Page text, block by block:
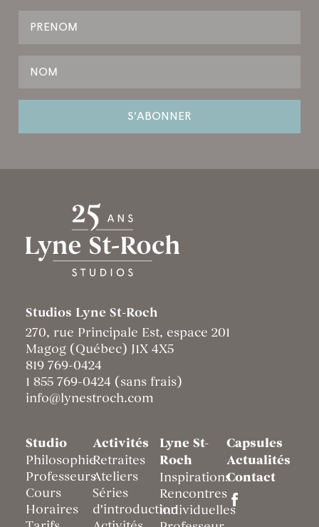
Studios Lyne St-Roch
270, rue Principale Est, espace 201
Magog (Québec) J1X 4X5
819 769-0424
1 855 769-0424 (sans frais)
info@lynestroch.com
Studio
Philosophie
Professeurs
Cours
Horaires
Activités
Retraites
Ateliers
Séries
d'introduction
Lyne St-
Roch
Inspirations
Rencontres
individuelles
Capsules
Actualités
Contact